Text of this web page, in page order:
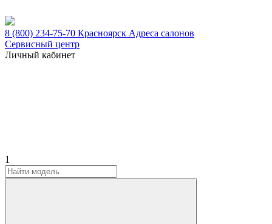
8 (800) 234-75-70 Красноярск Адреса салонов
Сервисный центр
Личный кабинет
1